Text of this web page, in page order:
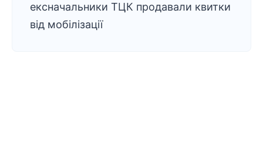
ексначальники ТЦК продавали квитки
від мобілізації